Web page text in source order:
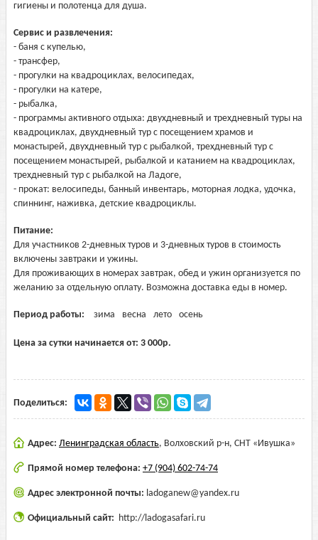
гигиены и полотенца для душа.
Сервис и развлечения:
- баня с купелью,
- трансфер,
- прогулки на квадроциклах, велосипедах,
- прогулки на катере,
- рыбалка,
- программы активного отдыха: двухдневный и трехдневный туры на
квадроциклах, двухдневный тур с посещением храмов и
монастырей, двухдневный тур с рыбалкой, трехдневный тур с
посещением монастырей, рыбалкой и катанием на квадроциклах,
трехдневный тур с рыбалкой на Ладоге,
- прокат: велосипеды, банный инвентарь, моторная лодка, удочка,
спиннинг, наживка, детские квадроциклы.
Питание:
Для участников 2-дневных туров и 3-дневных туров в стоимость
включены завтраки и ужины.
Для проживающих в номерах завтрак, обед и ужин организуется по
желанию за отдельную оплату. Возможна доставка еды в номер.
Период работы: зима весна лето осень
Цена за сутки начинается от: 3 000р.
Поделиться:
Адрес: Ленинградская область, Волховский р-н, СНТ «Ивушка»
Прямой номер телефона: +7 (904) 602-74-74
Адрес электронной почты: ladoganew@yandex.ru
Официальный сайт: http://ladogasafari.ru